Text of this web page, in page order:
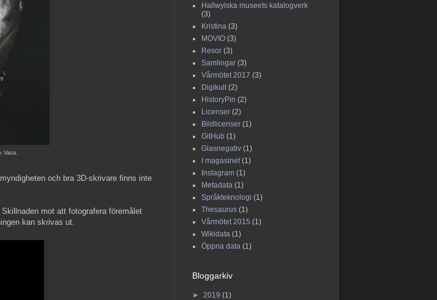
Vasa.
och bra 3D-skrivare finns inte
mot att fotografera föremålet
kan skrivas ut.
Hallwylska museets katalogverk
(3)
Kristina (3)
MOVIO (3)
Resor (3)
Samlingar (3)
Vårmötet 2017 (3)
Digikult (2)
HistoryPin (2)
Licenser (2)
Bildlicenser (1)
GitHub (1)
Glasnegativ (1)
I magasinet (1)
Instagram (1)
Metadata (1)
Språkteknologi (1)
Thesaurus (1)
Vårmötet 2015 (1)
Wikidata (1)
Öppna data (1)
Bloggarkiv
► 2019 (1)